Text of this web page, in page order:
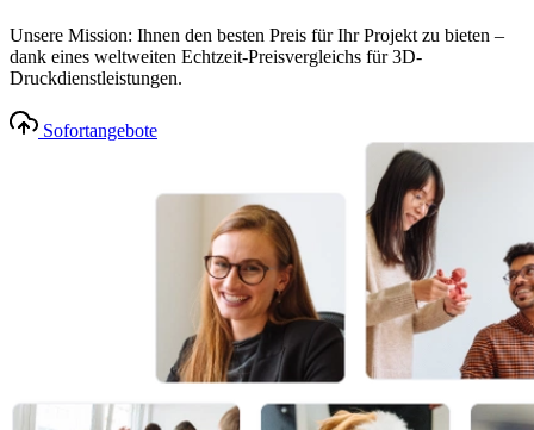
Unsere Mission: Ihnen den besten Preis für Ihr Projekt zu bieten –
dank eines weltweiten Echtzeit-Preisvergleichs für 3D-
Druckdienstleistungen.
Sofortangebote